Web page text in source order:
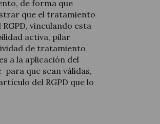
de forma que
que el tratamiento
vinculando esta
activa, pilar
de tratamiento
a la aplicación del
que sean válidas,
del RGPD que lo